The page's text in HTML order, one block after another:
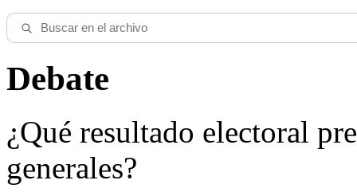
Debate
¿Qué resultado electoral
generales?